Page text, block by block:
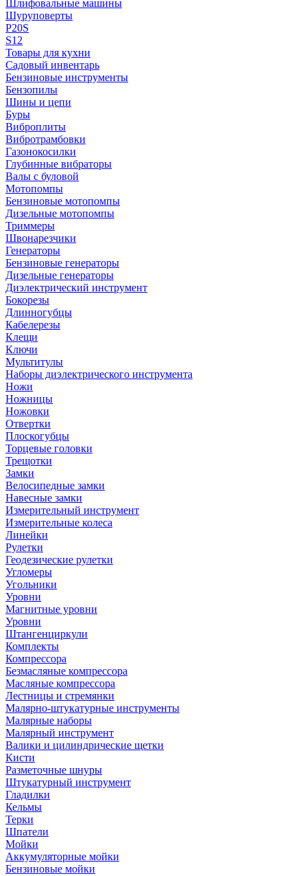
Шлифовальные машины
Шуруповерты
P20S
S12
Товары для кухни
Садовый инвентарь
Бензиновые инструменты
Бензопилы
Шины и цепи
Буры
Виброплиты
Вибротрамбовки
Газонокосилки
Глубинные вибраторы
Валы с буловой
Мотопомпы
Бензиновые мотопомпы
Дизельные мотопомпы
Триммеры
Швонарезчики
Генераторы
Бензиновые генераторы
Дизельные генераторы
Диэлектрический инструмент
Бокорезы
Длинногубцы
Кабелерезы
Клещи
Ключи
Мультитулы
Наборы диэлектрического инструмента
Ножи
Ножницы
Ножовки
Отвертки
Плоскогубцы
Торцевые головки
Трещотки
Замки
Велосипедные замки
Навесные замки
Измерительный инструмент
Измерительные колеса
Линейки
Рулетки
Геодезические рулетки
Угломеры
Угольники
Уровни
Магнитные уровни
Уровни
Штангенциркули
Комплекты
Компрессора
Безмасляные компрессора
Масляные компрессора
Лестницы и стремянки
Малярно-штукатурные инструменты
Малярные наборы
Малярный инструмент
Валики и цилиндрические щетки
Кисти
Разметочные шнуры
Штукатурный инструмент
Гладилки
Кельмы
Терки
Шпатели
Мойки
Аккумуляторные мойки
Бензиновые мойки